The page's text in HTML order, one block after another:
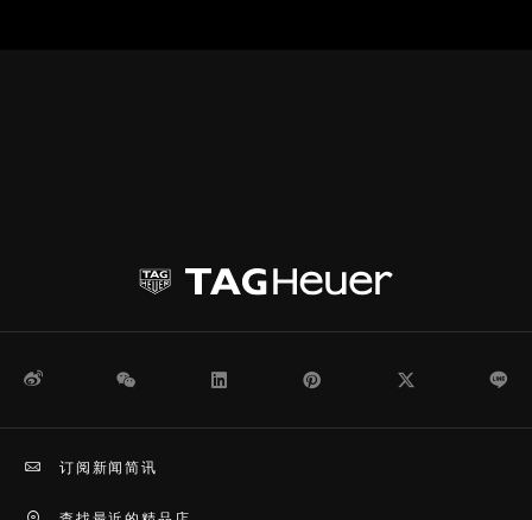
微博 WeChat Pinterest
订阅新闻简讯